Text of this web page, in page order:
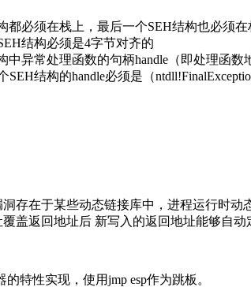
都必须在栈上，最后一个SEH结构也必须在
结构必须是4字节对齐的
中异常处理函数的句柄handle（即处理函数
SEH结构的handle必须是（
存在于某些动态链接库中，进程运行时动
盖返回地址后 新写入的返回地址能够自动
的特性实现，使用jmp esp作为跳板。